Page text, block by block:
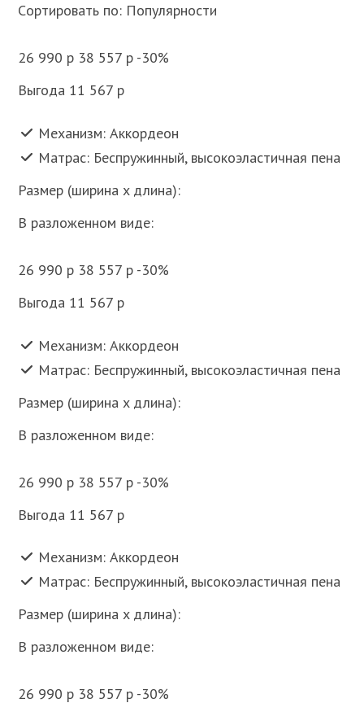
Cортировать по: Популярности
26 990 p 38 557 p -30%
Выгода 11 567 p
Механизм: Аккордеон
Матрас: Беспружинный, высокоэластичная пена
Размер (ширина x длина):
В разложенном виде:
26 990 p 38 557 p -30%
Выгода 11 567 p
Механизм: Аккордеон
Матрас: Беспружинный, высокоэластичная пена
Размер (ширина x длина):
В разложенном виде:
26 990 p 38 557 p -30%
Выгода 11 567 p
Механизм: Аккордеон
Матрас: Беспружинный, высокоэластичная пена
Размер (ширина x длина):
В разложенном виде:
26 990 p 38 557 p -30%